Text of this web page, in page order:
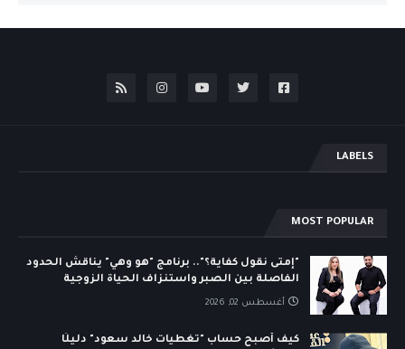
LABELS
MOST POPULAR
"إمتى نقول كفاية؟".. برنامج "هو وهي" يناقش الحدود
الفاصلة بين الصبر واستنزاف الحياة الزوجية
أغسطس 02, 2026
كيف أصبح حساب "تغطيات خالد سعود" دليلًا